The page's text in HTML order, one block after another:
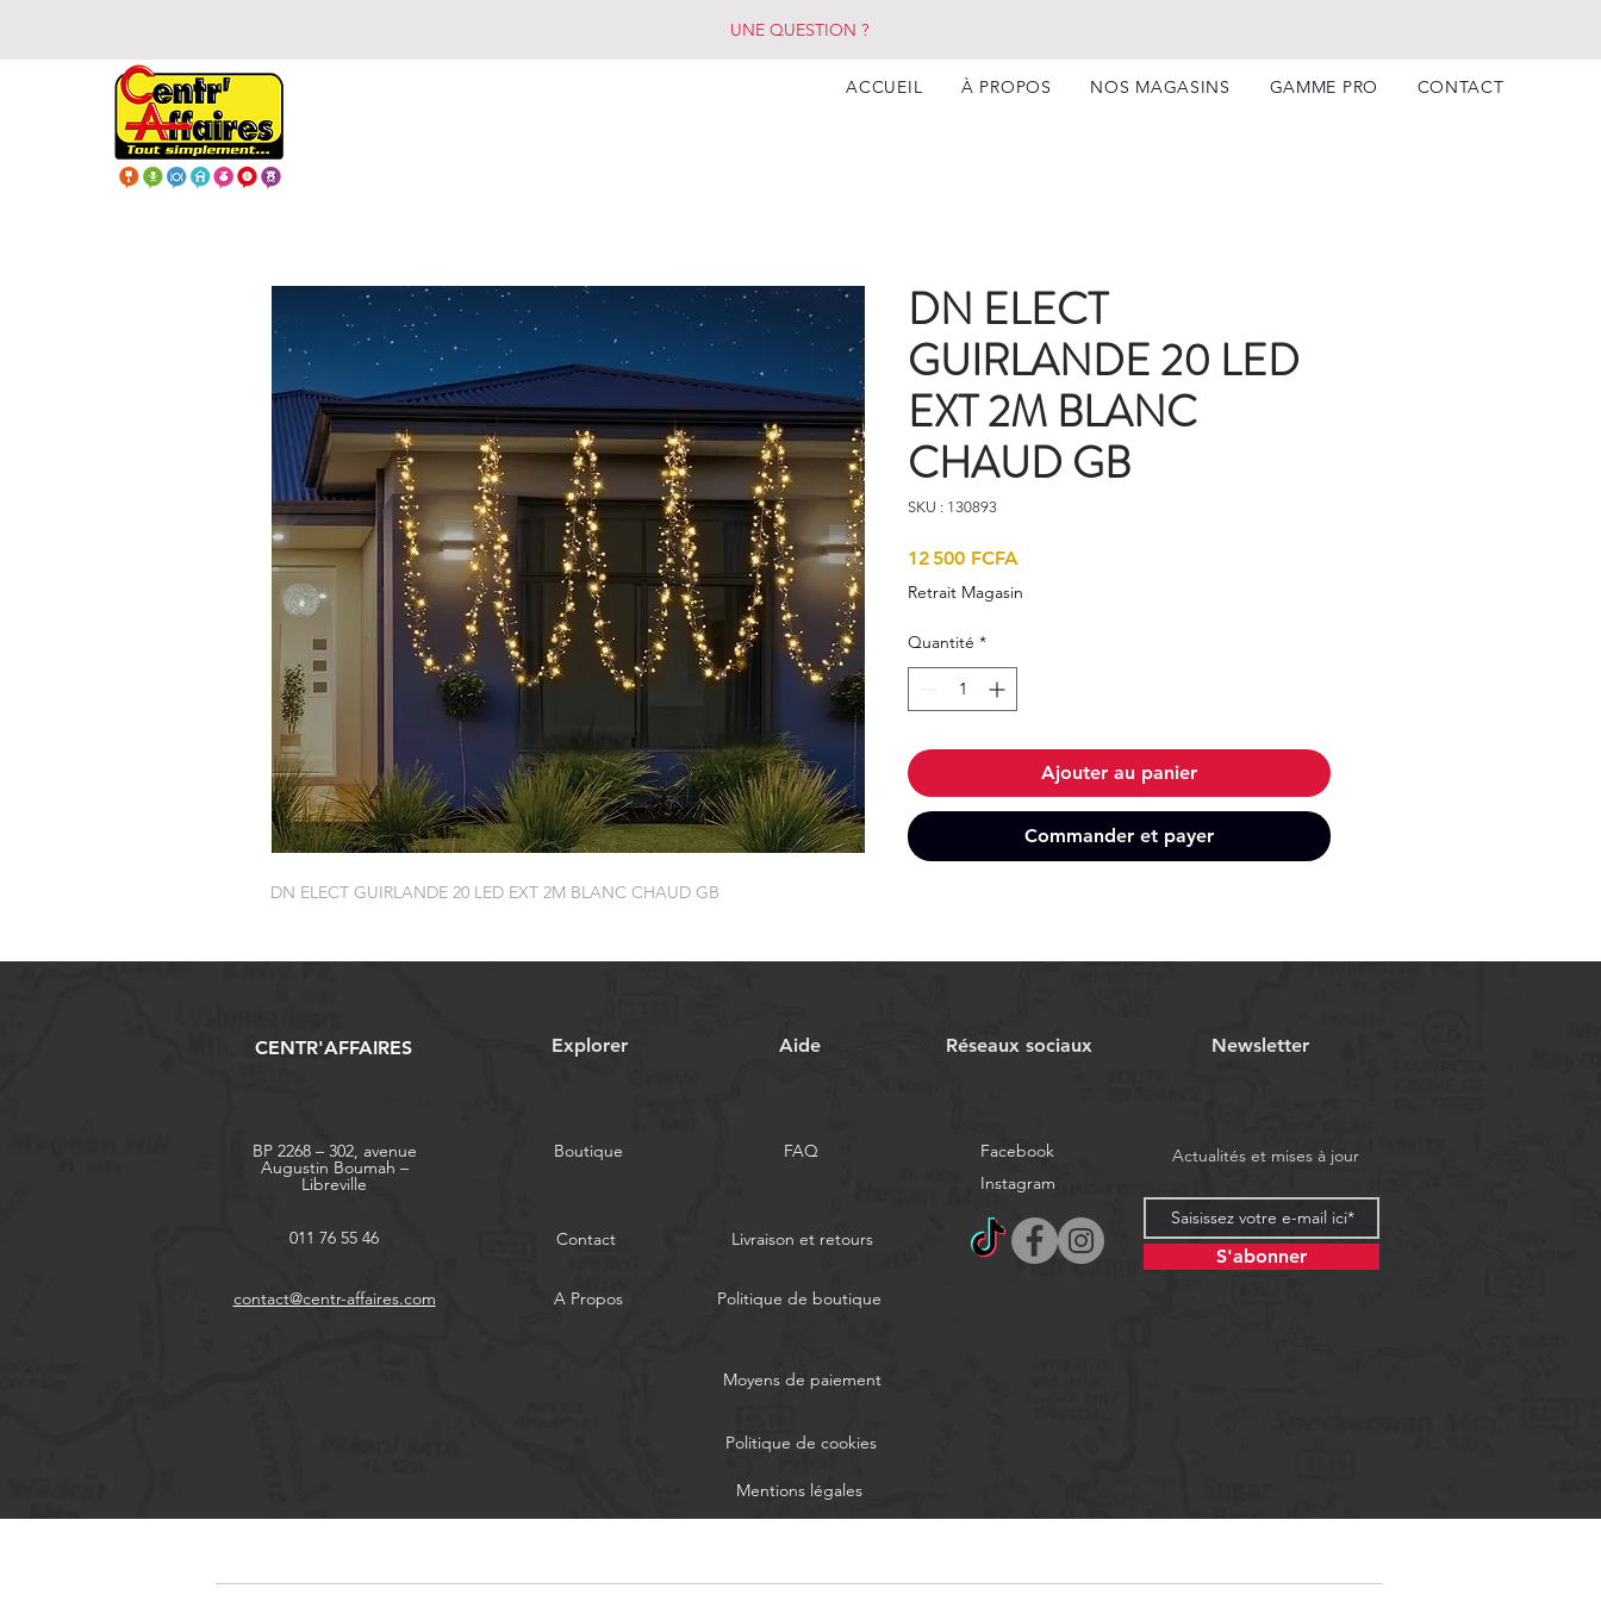
UNE QUESTION ?
ACCUEIL À PROPOS NOS MAGASINS GAMME PRO CONTACT
DN ELECT GUIRLANDE 20 LED EXT 2M BLANC CHAUD GB
DN ELECT
GUIRLANDE 20 LED
EXT 2M BLANC
CHAUD GB
SKU : 130893
12 500 FCFA
Retrait Magasin
Quantité *
Ajouter au panier
Commander et payer
CENTR'AFFAIRES Explorer Aide Réseaux sociaux Newsletter
BP 2268 – 302, avenue
Augustin Boumah –
Libreville
011 76 55 46
contact@centr-affaires.com
Boutique FAQ
Contact
A Propos
Livraison et retours
Politique de boutique
Facebook
Instagram
Actualités et mises à jour
S'abonner
Moyens de paiement
Politique de cookies
Mentions légales